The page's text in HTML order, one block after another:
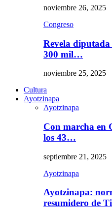
noviembre 26, 2025
Congreso
Revela
300 mil…
noviembre 25, 2025
Cultura
Ayotzinapa
Ayotzinapa
Con marcha en
los 43…
septiembre 21, 2025
Ayotzinapa
Ayotzinapa:
resumidero de